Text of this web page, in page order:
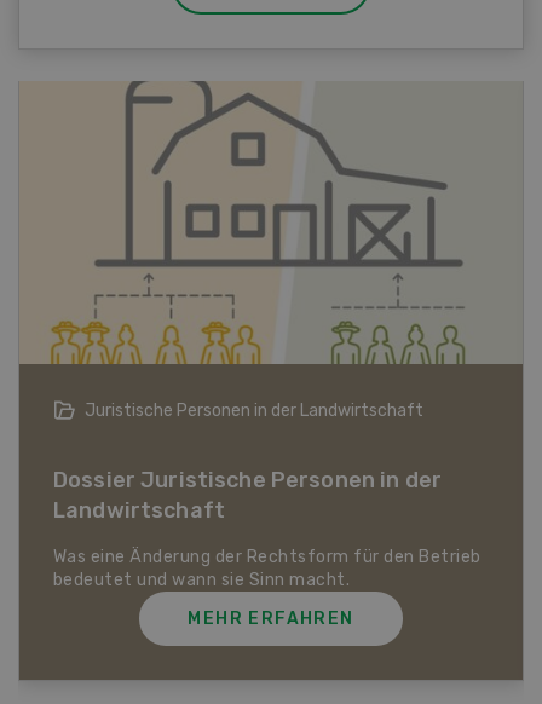
Juristische Personen in der Landwirtschaft
Dossier Juristische Personen in der
Landwirtschaft
Was eine Änderung der Rechtsform für den Betrieb
bedeutet und wann sie Sinn macht.
MEHR ERFAHREN